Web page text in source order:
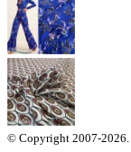
© Copyright 2007-2026.